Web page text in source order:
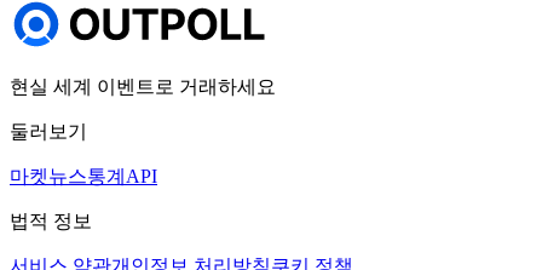
현실 세계 이벤트로 거래하세요
둘러보기
마켓뉴스통계 API
법적 정보
서비스 약관개인정보 처리방침쿠키 정책